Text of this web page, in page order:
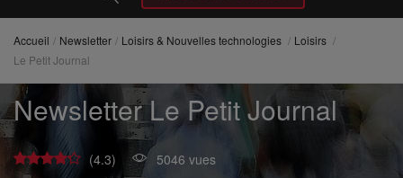
Accueil Newsletter Loisirs & Nouvelles technologies
Loisirs
Le Petit Journal
Newsletter Le Petit Journal
(4.3)
5046 vues